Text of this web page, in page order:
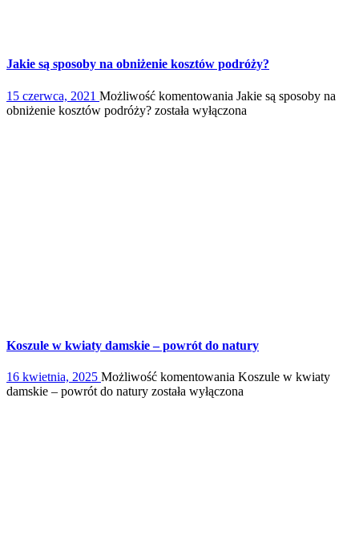
Jakie są sposoby na obniżenie kosztów podróży?
15 czerwca, 2021 Możliwość komentowania Jakie są sposoby na
obniżenie kosztów podróży? została wyłączona
Koszule w kwiaty damskie – powrót do natury
16 kwietnia, 2025 Możliwość komentowania Koszule w kwiaty
damskie – powrót do natury została wyłączona